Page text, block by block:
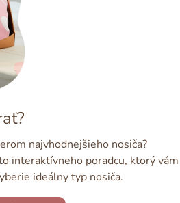
najvhodnejšieho nosiča?
interaktívneho poradcu, ktorý vám
ideálny typ nosiča.